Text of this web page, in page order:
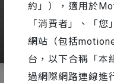
約」），適用於
「消費者」、「
網站（包括
台，以下合稱「本
過網際網路連線進
share